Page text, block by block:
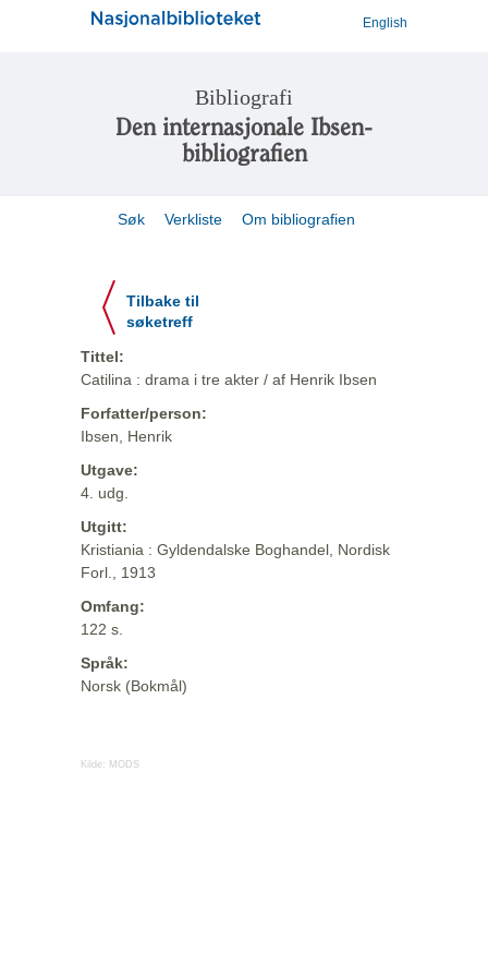
English
Bibliografi
Den internasjonale Ibsen-
bibliografien
Søk Verkliste Om bibliografien
Tilbake til
søketreff
Tittel:
Catilina : drama i tre akter / af Henrik Ibsen
Forfatter/person:
Ibsen, Henrik
Utgave:
4. udg.
Utgitt:
Kristiania : Gyldendalske Boghandel, Nordisk
Forl., 1913
Omfang:
122 s.
Språk:
Norsk (Bokmål)
Kilde: MODS